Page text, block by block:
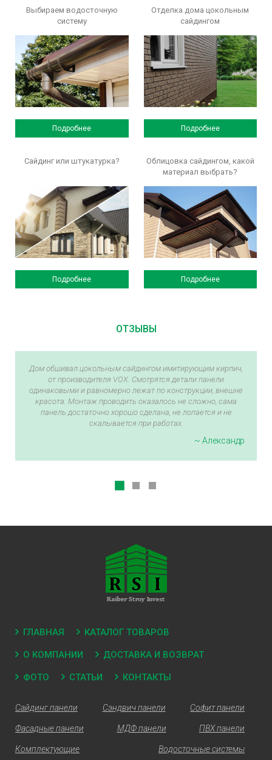
Выбираем водосточную
систему
Подробнее
Отделка дома цокольным
сайдингом
Подробнее
Сайдинг или штукатурка?
Подробнее
Облицовка сайдингом, какой
материал выбрать?
Подробнее
ОТЗЫВЫ
Дом обшивал цокольным сайдингом имитирующим кирпич,
от производителя VOX. Смотрятся детали панели
одинаковыми и равномерно лежат по конструкции, внешне
красота. Монтаж проводить оказалось не сложно, сама
панель достаточно хорошо сделана, не лопается и не
скалывается при работах.
~ Александр
ГЛАВНАЯ КАТАЛОГ ТОВАРОВ
О КОМПАНИИ ДОСТАВКА И ВОЗВРАТ
ФОТО СТАТЬИ КОНТАКТЫ
Сайдинг панели Сэндвич панели Софит панели
Фасадные панели МДФ панели ПВХ панели
Комплектующие Водосточные системы